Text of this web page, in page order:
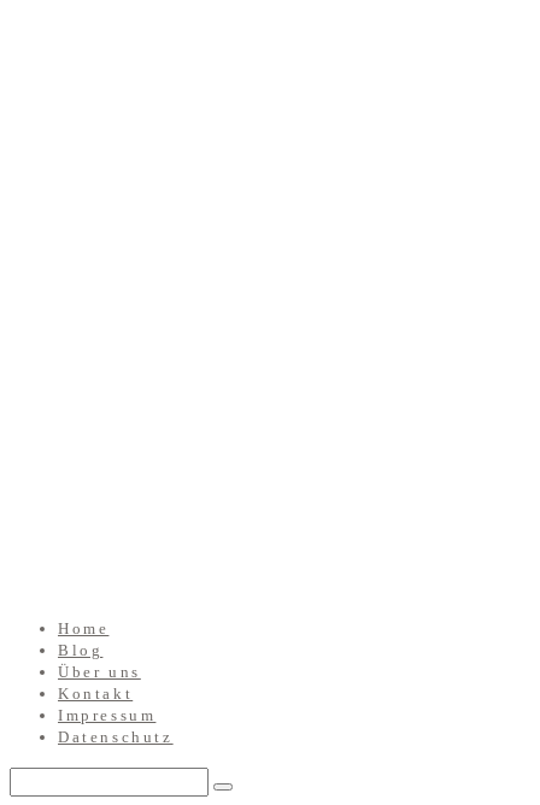
Home
Blog
Über uns
Kontakt
Impressum
Datenschutz